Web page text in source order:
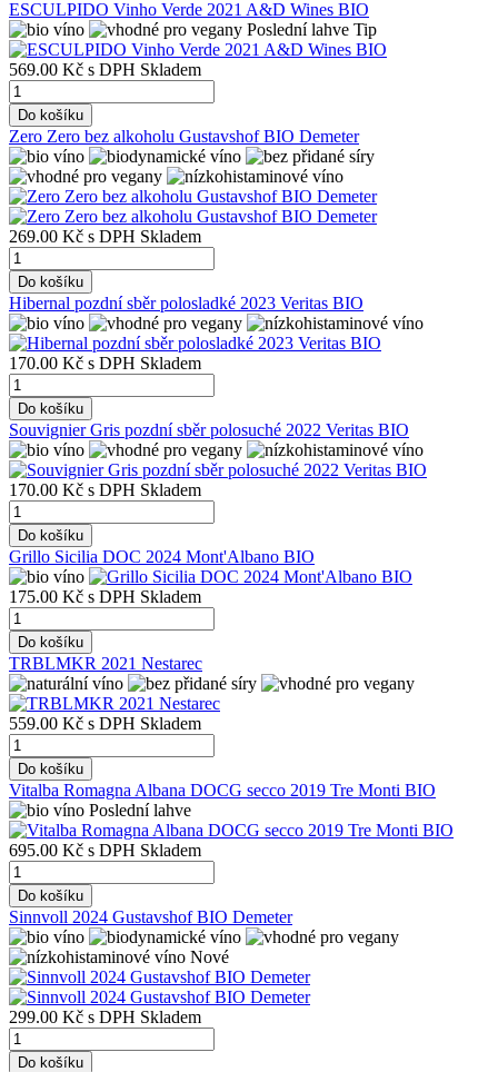
ESCULPIDO Vinho Verde 2021 A&D Wines BIO
Poslední lahve Tip
569.00 Kč s DPH Skladem
Do košíku
Zero Zero bez alkoholu Gustavshof BIO Demeter
269.00 Kč s DPH Skladem
Do košíku
Hibernal pozdní sběr polosladké 2023 Veritas BIO
170.00 Kč s DPH Skladem
Do košíku
Souvignier Gris pozdní sběr polosuché 2022 Veritas BIO
170.00 Kč s DPH Skladem
Do košíku
Grillo Sicilia DOC 2024 Mont'Albano BIO
175.00 Kč s DPH Skladem
Do košíku
TRBLMKR 2021 Nestarec
559.00 Kč s DPH Skladem
Do košíku
Vitalba Romagna Albana DOCG secco 2019 Tre Monti BIO
Poslední lahve
695.00 Kč s DPH Skladem
Do košíku
Sinnvoll 2024 Gustavshof BIO Demeter
Nové
299.00 Kč s DPH Skladem
Do košíku